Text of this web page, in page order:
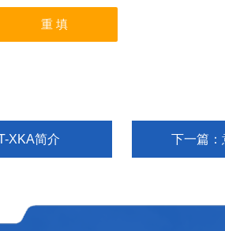
XKA简介 下一篇：